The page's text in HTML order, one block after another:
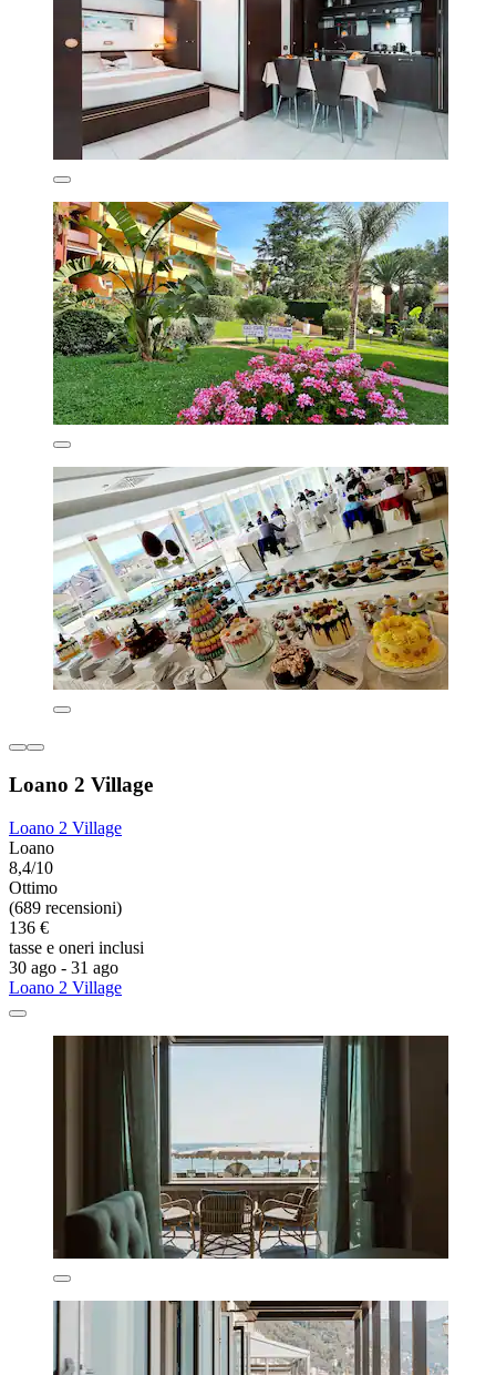
Loano 2 Village
Loano 2 Village
Loano
8,4/10
Ottimo
(689 recensioni)
136 €
tasse e oneri inclusi
30 ago - 31 ago
Loano 2 Village